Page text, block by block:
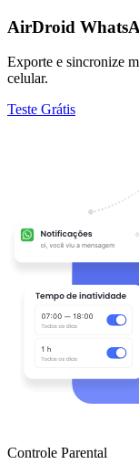
AirDroid
Exporte e sincronize
celular.
Teste Grátis
Controle Parental